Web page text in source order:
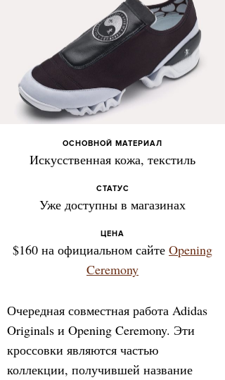
ОСНОВНОЙ МАТЕРИАЛ
Искусственная кожа, текстиль
СТАТУС
Уже доступны в магазинах
ЦЕНА
$160 на официальном сайте Opening
Ceremony
Очередная совместная работа Adidas
Originals и Opening Ceremony. Эти
кроссовки являются частью
коллекции, получившей название